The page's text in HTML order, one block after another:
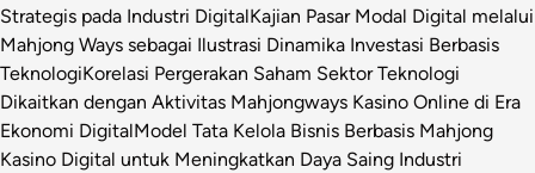
Strategis pada Industri DigitalKajian Pasar Modal Digital melalui
Mahjong Ways sebagai Ilustrasi Dinamika Investasi Berbasis
TeknologiKorelasi Pergerakan Saham Sektor Teknologi
Dikaitkan dengan Aktivitas Mahjongways Kasino Online di Era
Ekonomi DigitalModel Tata Kelola Bisnis Berbasis Mahjong
Kasino Digital untuk Meningkatkan Daya Saing Industri